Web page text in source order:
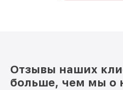
Отзывы наших
больше, чем мы о